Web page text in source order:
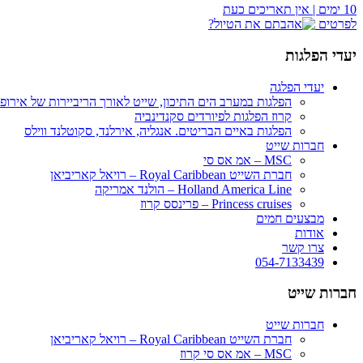
10 ימים | אין תאריכים כעת
לפרטים
יעדי הפלגות
יעדי הפלגה
הפלגות במערב הים התיכון, שייט לאורך הריביירות של
קרוז הפלגות לפיורדים סקנדינביה
הפלגות באיים הבריטים. אנגליה, אירלנד, סקוטלנד ווילס
חברות שייט
MSC – אמ אס סי
חברת השייט Royal Caribbean – רויאל קאריביאן
Holland America Line – הולנד אמריקה
Princess cruises – פרינסס קרוז
מבצעים חמים
אודות
צרו קשר
054-7133439
חברות שייט
חברות שייט
חברת השייט Royal Caribbean – רויאל קאריביאן
MSC – אמ אס סי קרוז